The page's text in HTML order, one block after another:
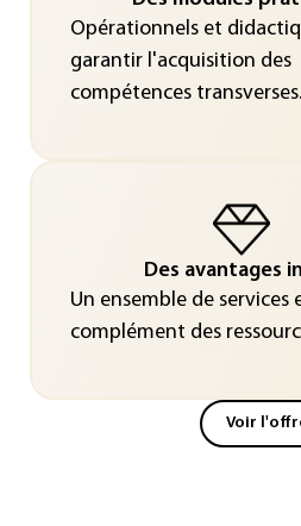
Opérationnels et
garantir l'acquisition des
compétences transverses.
Des avantages
Un ensemble de services
complément des
Voir